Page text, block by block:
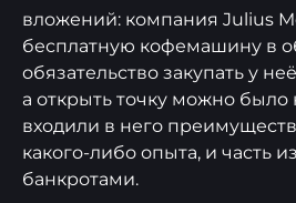
вложений: компания Julius
бесплатную кофемашину в
обязательство закупать у
а открыть точку можно было
входили в него
какого-либо опыта, и часть
банкротами.